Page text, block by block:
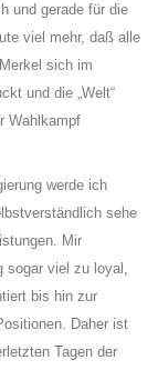
und gerade für die
viel mehr, daß alle
sich im
und die „Welt“
Wahlkampf
werde ich
sehe
Mir
sogar viel zu loyal,
bis hin zur
Daher ist
Tagen der